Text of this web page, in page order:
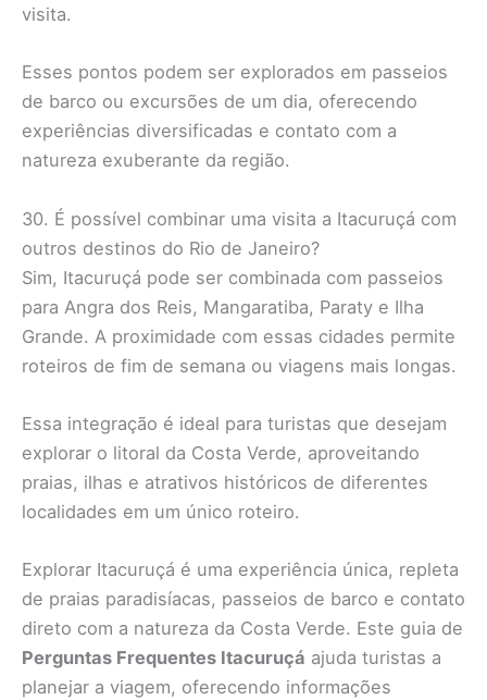
visita.
Esses pontos podem ser explorados em passeios
de barco ou excursões de um dia, oferecendo
experiências diversificadas e contato com a
natureza exuberante da região.
30. É possível combinar uma visita a Itacuruçá com
outros destinos do Rio de Janeiro?
Sim, Itacuruçá pode ser combinada com passeios
para Angra dos Reis, Mangaratiba, Paraty e Ilha
Grande. A proximidade com essas cidades permite
roteiros de fim de semana ou viagens mais longas.
Essa integração é ideal para turistas que desejam
explorar o litoral da Costa Verde, aproveitando
praias, ilhas e atrativos históricos de diferentes
localidades em um único roteiro.
Explorar Itacuruçá é uma experiência única, repleta
de praias paradisíacas, passeios de barco e contato
direto com a natureza da Costa Verde. Este guia de
Perguntas Frequentes Itacuruçá ajuda turistas a
planejar a viagem, oferecendo informações